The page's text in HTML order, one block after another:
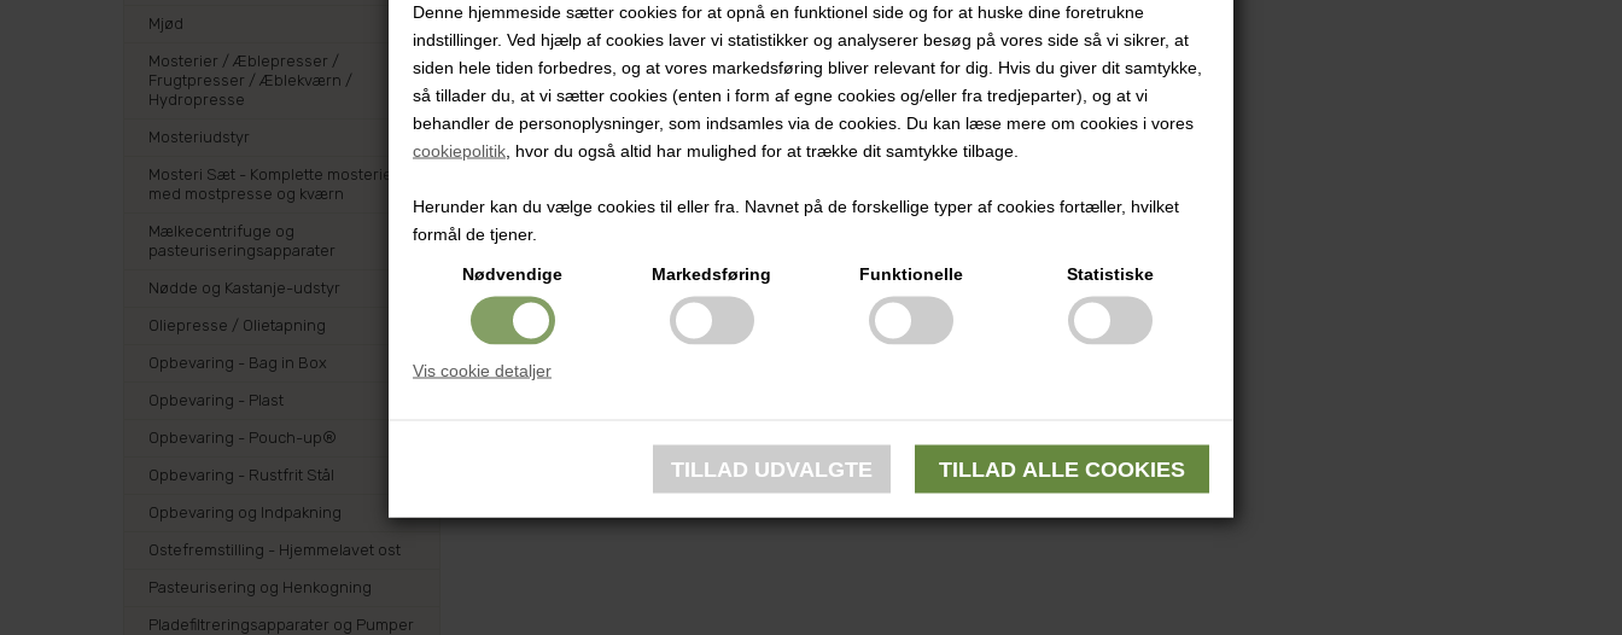
Denne hjemmeside sætter cookies for at opnå en funktionel side og for at huske dine foretrukne
indstillinger. Ved hjælp af cookies laver vi statistikker og analyserer besøg på vores side så vi sikrer, at
siden hele tiden forbedres, og at vores markedsføring bliver relevant for dig. Hvis du giver dit samtykke,
så tillader du, at vi sætter cookies (enten i form af egne cookies og/eller fra tredjeparter), og at vi
behandler de personoplysninger, som indsamles via de cookies. Du kan læse mere om cookies i vores
cookiepolitik , hvor du også altid har mulighed for at trække dit samtykke tilbage.
Herunder kan du vælge cookies til eller fra. Navnet på de forskellige typer af cookies fortæller, hvilket
formål de tjener.
Nødvendige Markedsføring Funktionelle Statistiske
Vis cookie detaljer
Mjød
Mosterier / Æblepresser /
Frugtpresser / Æblekværn /
Hydropresse
Mosteriudstyr
Mosteri Sæt - Komplette mosterier
med mostpresse og kværn
Mælkecentrifuge og
pasteuriseringsapparater
Nødde og Kastanje-udstyr
Oliepresse / Olietapning
Opbevaring - Bag in Box
Opbevaring - Plast
Opbevaring - Pouch-up®
Opbevaring - Rustfrit Stål
Opbevaring og Indpakning
Ostefremstilling - Hjemmelavet ost
Pasteurisering og Henkogning
Pladefiltreringsapparater og Pumper